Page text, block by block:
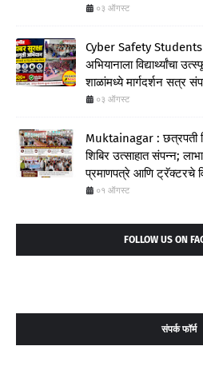
०३ ऑगस्ट
Cyber Safety Students
अभियानाला विद्यार्थ्यांचा
शाळांमध्ये मार्गदर्शन सत्र
०३ ऑगस्ट
Muktainagar : छत्रपती
शिबिर उत्साहात संपन्न;
प्रमाणपत्रे आणि ट्रॅक्टरचे
०१ ऑगस्ट
FOLLOW US ON
संपर्क फॉर्म